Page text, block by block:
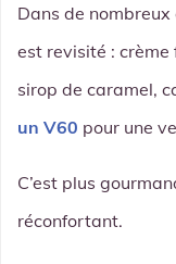
Dans de nombreux
est revisité : crème
sirop de caramel,
un V60 pour une
C’est plus
réconfortant.